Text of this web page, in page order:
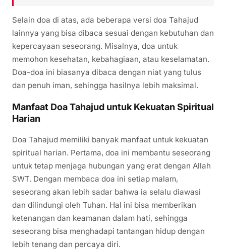
Selain doa di atas, ada beberapa versi doa Tahajud
lainnya yang bisa dibaca sesuai dengan kebutuhan dan
kepercayaan seseorang. Misalnya, doa untuk
memohon kesehatan, kebahagiaan, atau keselamatan.
Doa-doa ini biasanya dibaca dengan niat yang tulus
dan penuh iman, sehingga hasilnya lebih maksimal.
Manfaat Doa Tahajud untuk Kekuatan Spiritual
Harian
Doa Tahajud memiliki banyak manfaat untuk kekuatan
spiritual harian. Pertama, doa ini membantu seseorang
untuk tetap menjaga hubungan yang erat dengan Allah
SWT. Dengan membaca doa ini setiap malam,
seseorang akan lebih sadar bahwa ia selalu diawasi
dan dilindungi oleh Tuhan. Hal ini bisa memberikan
ketenangan dan keamanan dalam hati, sehingga
seseorang bisa menghadapi tantangan hidup dengan
lebih tenang dan percaya diri.